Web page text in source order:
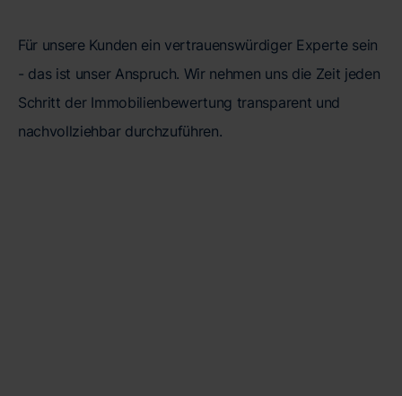
Für unsere Kunden ein vertrauenswürdiger Experte sein
- das ist unser Anspruch. Wir nehmen uns die Zeit jeden
Schritt der Immobilienbewertung transparent und
nachvollziehbar durchzuführen.